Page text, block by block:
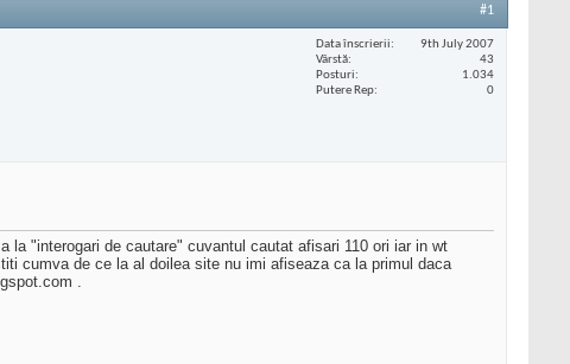
#1
Data înscrierii
9th July 2007
Vârstă
43
Posturi
1.034
Putere Rep
0
la "interogari de cautare" cuvantul cautat afisari 110 ori iar in wt
cumva de ce la al doilea site nu imi afiseaza ca la primul daca
.